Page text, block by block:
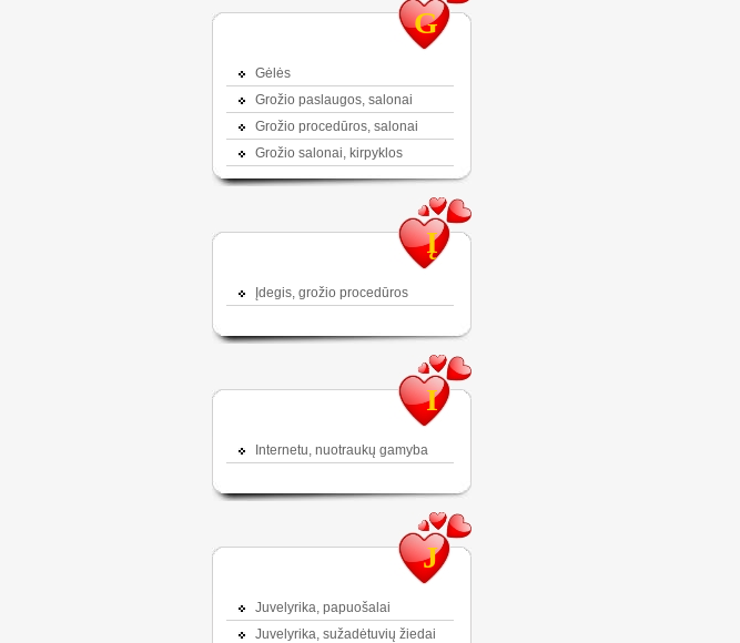
G
Gėlės
Grožio paslaugos, salonai
Grožio procedūros, salonai
Grožio salonai, kirpyklos
Į
Įdegis, grožio procedūros
I
Internetu, nuotraukų gamyba
J
Juvelyrika, papuošalai
Juvelyrika, sužadėtuvių žiedai